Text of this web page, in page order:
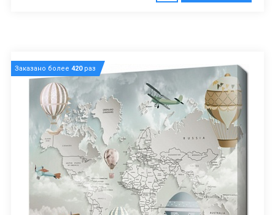
Заказано более 420раз